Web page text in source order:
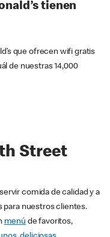
tienen
que ofrecen wifi gratis
de nuestras 14,000
Street
comida de calidad y a
para nuestros clientes.
menú de favoritos,